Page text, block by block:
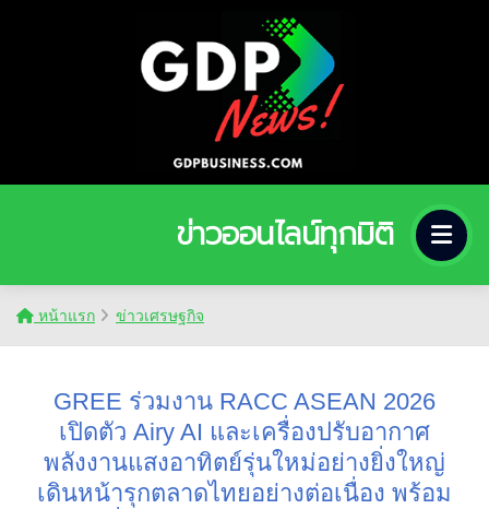
ข่าวออนไลน์ทุกมิติ
หน้าแรก ข่าวเศรษฐกิจ
GREE ร่วมงาน RACC ASEAN 2026
เปิดตัว Airy AI และเครื่องปรับอากาศ
พลังงานแสงอาทิตย์รุ่นใหม่อย่างยิ่งใหญ่
เดินหน้ารุกตลาดไทยอย่างต่อเนื่อง พร้อม